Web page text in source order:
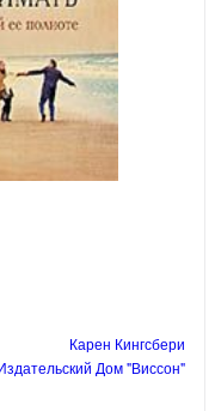
Карен Кингсбери
Дом "Виссон"